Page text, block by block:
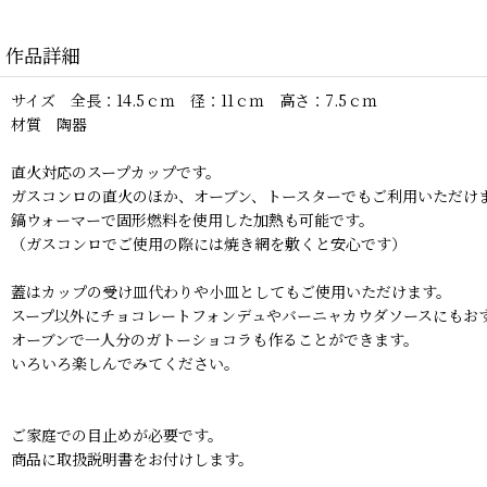
作品詳細
サイズ 全長：14.5ｃｍ 径：11ｃｍ 高さ：7.5ｃｍ
材質 陶器
直火対応のスープカップです。
ガスコンロの直火のほか、オーブン、トースターでもご利用いただけ
鎬ウォーマーで固形燃料を使用した加熱も可能です。
（ガスコンロでご使用の際には焼き網を敷くと安心です）
蓋はカップの受け皿代わりや小皿としてもご使用いただけます。
スープ以外にチョコレートフォンデュやバーニャカウダソースにもお
オーブンで一人分のガトーショコラも作ることができます。
いろいろ楽しんでみてください。
ご家庭での目止めが必要です。
商品に取扱説明書をお付けします。